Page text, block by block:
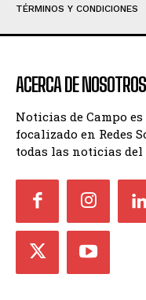
TÉRMINOS Y CONDICIONES
ACERCA DE NOSOTROS
Noticias de Campo
focalizado en Redes
todas las noticias